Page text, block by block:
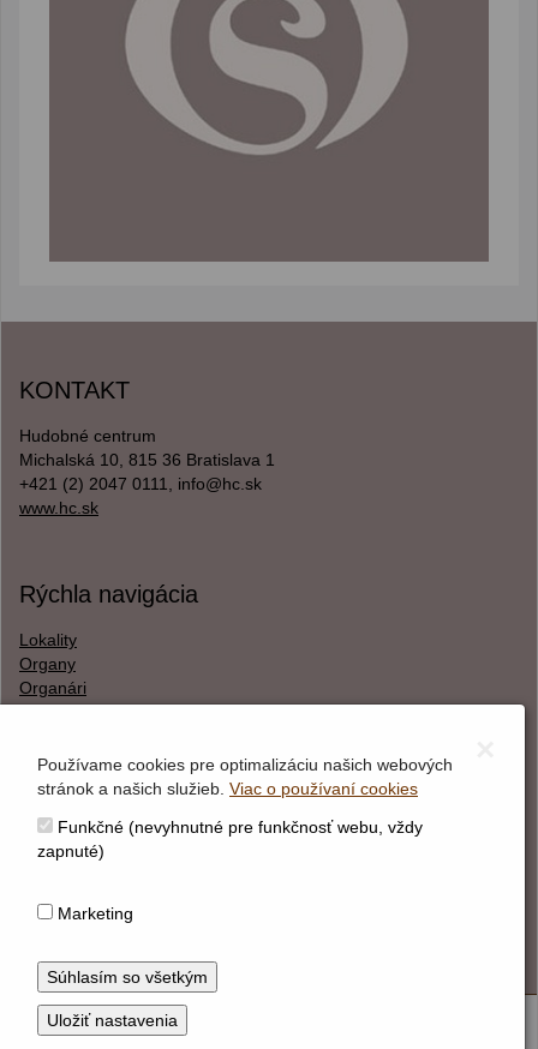
KONTAKT
Hudobné centrum
Michalská 10, 815 36 Bratislava 1
+421 (2) 2047 0111, info@hc.sk
www.hc.sk
Rýchla navigácia
Lokality
Organy
Organári
O webstránke
Správca obsahu
Vyhlásenie o cookies
© Hudobné centrum 2026
Používame cookies pre optimalizáciu našich webových
stránok a našich služieb. Viac o používaní cookies
Funkčné (nevyhnutné pre funkčnosť webu, vždy
zapnuté)
Marketing